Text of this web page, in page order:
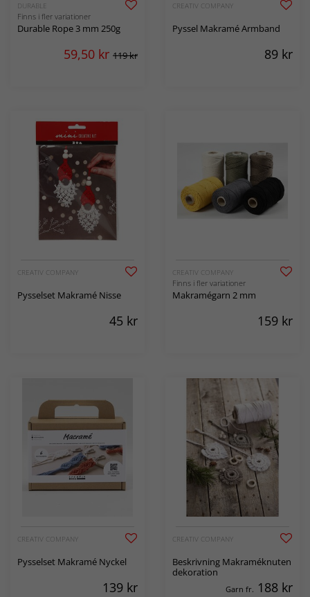
DURABLE
Finns i fler variationer
Durable Rope 3 mm 250g
59,50 kr 119 kr
CREATIV COMPANY
Pyssel Makramé Armband
89 kr
CREATIV COMPANY
Pysselset Makramé Nisse
45 kr
CREATIV COMPANY
Finns i fler variationer
Makramégarn 2 mm
159 kr
CREATIV COMPANY
Pysselset Makramé Nyckel
139 kr
CREATIV COMPANY
Beskrivning Makraméknuten
dekoration
Garn fr. 188 kr